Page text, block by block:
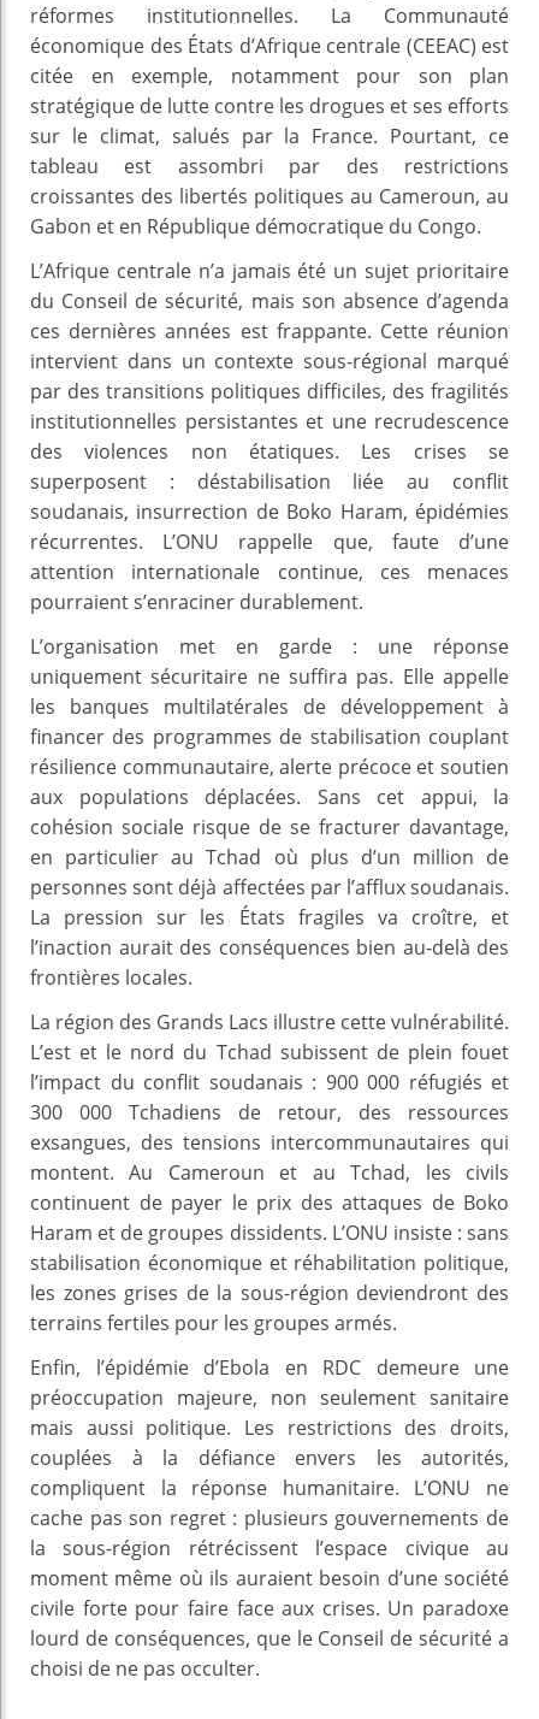
réformes institutionnelles. La Communauté
économique des États d’Afrique centrale (CEEAC) est
citée en exemple, notamment pour son plan
stratégique de lutte contre les drogues et ses efforts
sur le climat, salués par la France. Pourtant, ce
tableau est assombri par des restrictions
croissantes des libertés politiques au Cameroun, au
Gabon et en République démocratique du Congo.
L’Afrique centrale n’a jamais été un sujet prioritaire
du Conseil de sécurité, mais son absence d’agenda
ces dernières années est frappante. Cette réunion
intervient dans un contexte sous-régional marqué
par des transitions politiques difficiles, des fragilités
institutionnelles persistantes et une recrudescence
des violences non étatiques. Les crises se
superposent : déstabilisation liée au conflit
soudanais, insurrection de Boko Haram, épidémies
récurrentes. L’ONU rappelle que, faute d’une
attention internationale continue, ces menaces
pourraient s’enraciner durablement.
L’organisation met en garde : une réponse
uniquement sécuritaire ne suffira pas. Elle appelle
les banques multilatérales de développement à
financer des programmes de stabilisation couplant
résilience communautaire, alerte précoce et soutien
aux populations déplacées. Sans cet appui, la
cohésion sociale risque de se fracturer davantage,
en particulier au Tchad où plus d’un million de
personnes sont déjà affectées par l’afflux soudanais.
La pression sur les États fragiles va croître, et
l’inaction aurait des conséquences bien au-delà des
frontières locales.
La région des Grands Lacs illustre cette vulnérabilité.
L’est et le nord du Tchad subissent de plein fouet
l’impact du conflit soudanais : 900 000 réfugiés et
300 000 Tchadiens de retour, des ressources
exsangues, des tensions intercommunautaires qui
montent. Au Cameroun et au Tchad, les civils
continuent de payer le prix des attaques de Boko
Haram et de groupes dissidents. L’ONU insiste : sans
stabilisation économique et réhabilitation politique,
les zones grises de la sous-région deviendront des
terrains fertiles pour les groupes armés.
Enfin, l’épidémie d’Ebola en RDC demeure une
préoccupation majeure, non seulement sanitaire
mais aussi politique. Les restrictions des droits,
couplées à la défiance envers les autorités,
compliquent la réponse humanitaire. L’ONU ne
cache pas son regret : plusieurs gouvernements de
la sous-région rétrécissent l’espace civique au
moment même où ils auraient besoin d’une société
civile forte pour faire face aux crises. Un paradoxe
lourd de conséquences, que le Conseil de sécurité a
choisi de ne pas occulter.